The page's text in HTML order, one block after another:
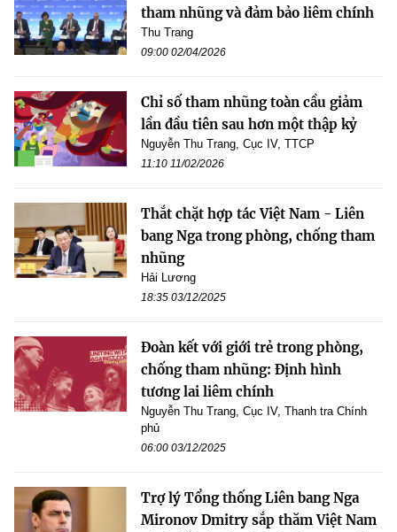
tham nhũng và đảm bảo liêm chính
Thu Trang
09:00 02/04/2026
Chỉ số tham nhũng toàn cầu giảm
lần đầu tiên sau hơn một thập kỷ
Nguyễn Thu Trang, Cục IV, TTCP
11:10 11/02/2026
Thắt chặt hợp tác Việt Nam - Liên
bang Nga trong phòng, chống tham
nhũng
Hải Lương
18:35 03/12/2025
Đoàn kết với giới trẻ trong phòng,
chống tham nhũng: Định hình
tương lai liêm chính
Nguyễn Thu Trang, Cục IV, Thanh tra Chính
phủ
06:00 03/12/2025
Trợ lý Tổng thống Liên bang Nga
Mironov Dmitry sắp thăm Việt Nam